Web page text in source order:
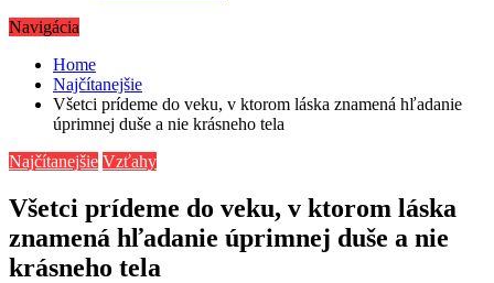
Navigácia
Home
Najčítanejšie
Všetci prídeme do veku, v ktorom láska znamená hľadanie
úprimnej duše a nie krásneho tela
Najčítanejšie Vzťahy
Všetci prídeme do veku, v ktorom láska
znamená hľadanie úprimnej duše a nie
krásneho tela